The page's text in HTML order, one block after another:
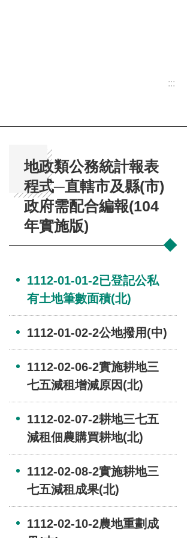
:::
地政類公務統計報表
程式─直轄市及縣(市)
政府需配合編報(104
年實施版)
1112-01-01-2已登記公私
有土地筆數面積(北)
1112-01-02-2公地撥用(中)
1112-02-06-2實施耕地三
七五減租增減原因(北)
1112-02-07-2耕地三七五
減租佃農購買耕地(北)
1112-02-08-2實施耕地三
七五減租成果(北)
1112-02-10-2農地重劃成